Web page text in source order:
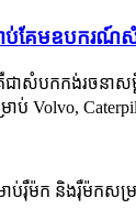
រាប់គែមឧបក
សំបកកង់រចនាសម្
ប់ Volvo,